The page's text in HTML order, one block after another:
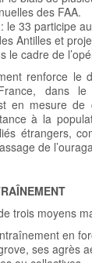
des FAA.
le 33 participe
Antilles et
le cadre de
renforce le
dans
en mesure de
à la
étrangers,
de
trois moyens
en
ses agrès